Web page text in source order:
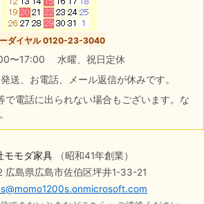
ダイヤル 0120-23-3040
〜17:00 水曜、祝日定休
送、お電話、メール返信が休みです。
で電話に出られない場合もございます。な
モモダ家具（昭和41年創業）
広島県広島市佐伯区坪井1-33-21